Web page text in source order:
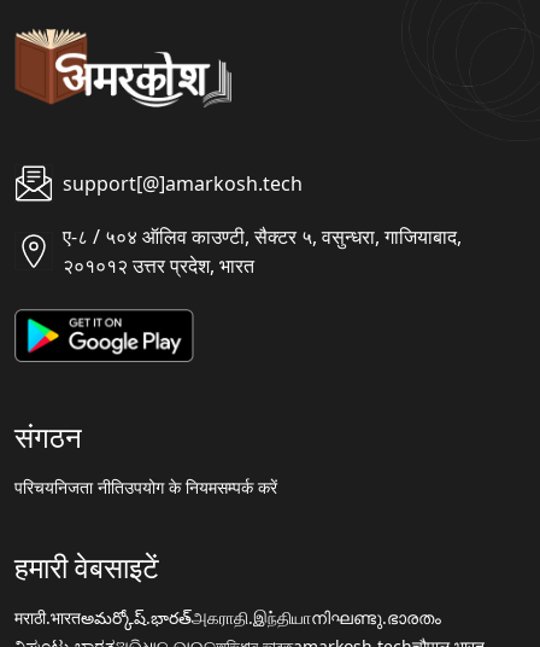
support[@]amarkosh.tech
ए-८ / ५०४ ऑलिव काउण्टी, सैक्टर ५, वसुन्धरा, गाजियाबाद,
२०१०१२ उत्तर प्रदेश, भारत
संगठन
परिचयनिजता नीतिउपयोग के नियमसम्पर्क करें
हमारी वेबसाइटें
मराठी.भारतఅమర్కోష్.భారత్அகராதி.இந்தியாനിഘണ്ടു.ഭാരതം